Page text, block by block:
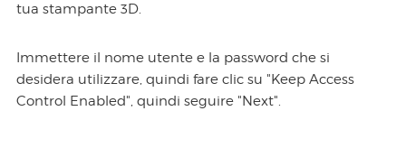
tua stampante 3D.
Immettere il nome utente e la password che si
desidera utilizzare, quindi fare clic su "Keep Access
Control Enabled", quindi seguire "Next".